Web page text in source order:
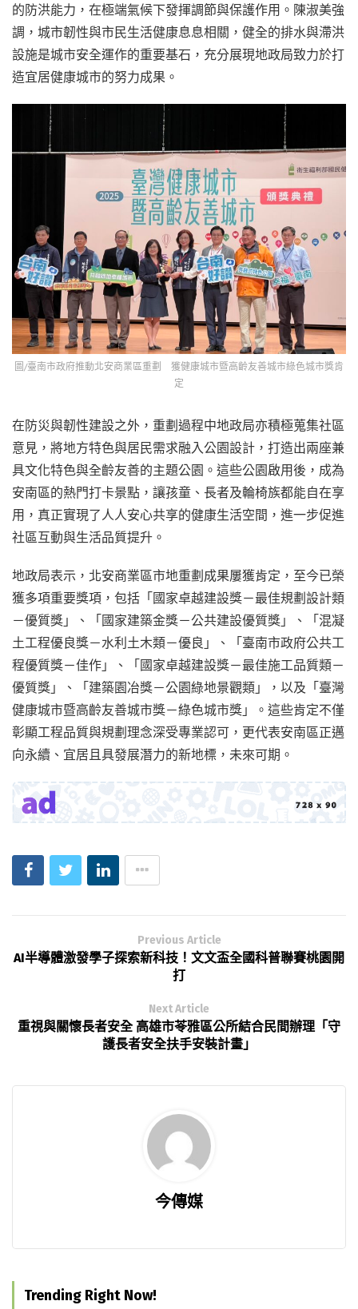
的防洪能力，在極端氣候下發揮調節與保護作用。陳淑美強
調，城市韌性與市民生活健康息息相關，健全的排水與滯洪
設施是城市安全運作的重要基石，充分展現地政局致力於打
造宜居健康城市的努力成果。
圖/臺南市政府推動北安商業區重劃 獲健康城市暨高齡友善城市綠色城市獎肯
定
在防災與韌性建設之外，重劃過程中地政局亦積極蒐集社區
意見，將地方特色與居民需求融入公園設計，打造出兩座兼
具文化特色與全齡友善的主題公園。這些公園啟用後，成為
安南區的熱門打卡景點，讓孩童、長者及輪椅族都能自在享
用，真正實現了人人安心共享的健康生活空間，進一步促進
社區互動與生活品質提升。
地政局表示，北安商業區市地重劃成果屢獲肯定，至今已榮
獲多項重要獎項，包括「國家卓越建設獎－最佳規劃設計類
－優質獎」、「國家建築金獎－公共建設優質獎」、「混凝
土工程優良獎－水利土木類－優良」、「臺南市政府公共工
程優質獎－佳作」、「國家卓越建設獎－最佳施工品質類－
優質獎」、「建築園冶獎－公園綠地景觀類」，以及「臺灣
健康城市暨高齡友善城市獎－綠色城市獎」。這些肯定不僅
彰顯工程品質與規劃理念深受專業認可，更代表安南區正邁
向永續、宜居且具發展潛力的新地標，未來可期。
Previous Article
AI半導體激發學子探索新科技！文文盃全國科普聯賽桃園開
打
Next Article
重視與關懷長者安全 高雄市苓雅區公所結合民間辦理「守
護長者安全扶手安裝計畫」
今傳媒
Trending Right Now!